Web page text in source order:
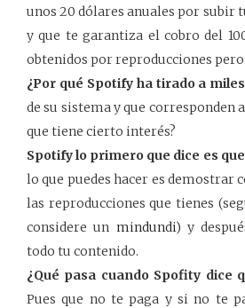
unos 20 dólares anuales por subir
y que te garantiza el cobro del
obtenidos por reproducciones
¿Por qué Spotify ha tirado a
de su sistema y que corresponden
que tiene cierto interés?
Spotify lo primero que dice es
lo que puedes hacer es demostrar
las reproducciones que tienes
considere un mindundi) y
todo tu contenido.
¿Qué pasa cuando Spofity dice
Pues que no te paga y si no te